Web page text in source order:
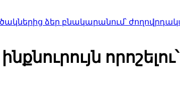
բնակարանում՝ ժողովրդական